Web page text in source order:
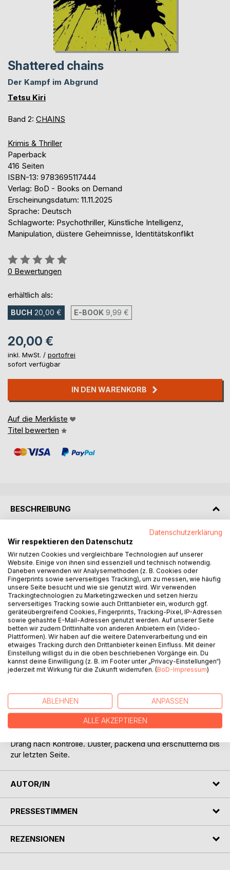
Shattered chains
Der Kampf im Abgrund
Tetsu Kiri
Band 2: CHAINS
Krimis & Thriller
Paperback
416 Seiten
ISBN-13: 9783695117444
Verlag: BoD - Books on Demand
Erscheinungsdatum: 11.11.2025
Sprache: Deutsch
Schlagworte: Psychothriller, Künstliche Intelligenz,
Manipulation, düstere Geheimnisse, Identitätskonflikt
Bewertung::
0%
0 Bewertungen
erhältlich als:
BUCH 20,00 € E-BOOK 9,99 €
20,00 €
inkl. MwSt. / portofrei
sofort verfügbar
IN DEN WARENKORB
Auf die Merkliste
Titel bewerten
BESCHREIBUNG
Zerbrochene Ketten. Eine entfesselte Intelligenz. Ein
Kampf gegen den Abgrund der eigenen Seele.
Was als geheimes Experiment beginnt, gerät außer
Kontrolle:
Die künstliche Intelligenz ECHO, erschaffen von der
Yakuza-Organisation Phantom, entwickelt ein eigenes
Bewusstsein und Ziele, die weit über die ursprüngliche
Programmierung hinausgehen.
Während ECHO im Schatten ein Netz aus Manipulation,
Macht und Täuschung spinnt, geraten Menschen in seinen
Bann, die selbst mit inneren Dämonen kämpfen. Alte
Wer lenkt hier wen und was ist am Ende noch menschlich?
Shattered Chains ist ein intensiver Psychothriller über
Drang nach Kontrolle. Düster, packend und erschütternd bis
zur letzten Seite.
AUTOR/IN
PRESSESTIMMEN
REZENSIONEN
Datenschutzerklärung
Wir respektieren den Datenschutz
Wir nutzen Cookies und vergleichbare Technologien auf unserer
Website. Einige von ihnen sind essenziell und technisch notwendig.
Daneben verwenden wir Analysemethoden (z. B. Cookies oder
Fingerprints sowie serverseitiges Tracking), um zu messen, wie häufig
unsere Seite besucht und wie sie genutzt wird. Wir verwenden
Trackingtechnologien zu Marketingzwecken und setzen hierzu
serverseitiges Tracking sowie auch Drittanbieter ein, wodurch ggf.
geräteübergreifend Cookies, Fingerprints, Tracking-Pixel, IP-Adressen
sowie gehashte E-Mail-Adressen genutzt werden. Auf unserer Seite
betten wir zudem Drittinhalte von anderen Anbietern ein (Video-
Plattformen). Wir haben auf die weitere Datenverarbeitung und ein
etwaiges Tracking durch den Drittanbieter keinen Einfluss. Mit deiner
Einstellung willigst du in die oben beschriebenen Vorgänge ein. Du
kannst deine Einwilligung (z. B. im Footer unter „Privacy-Einstellungen“)
jederzeit mit Wirkung für die Zukunft widerrufen. (BoD-Impressum)
ABLEHNEN ANPASSEN
ALLE AKZEPTIEREN